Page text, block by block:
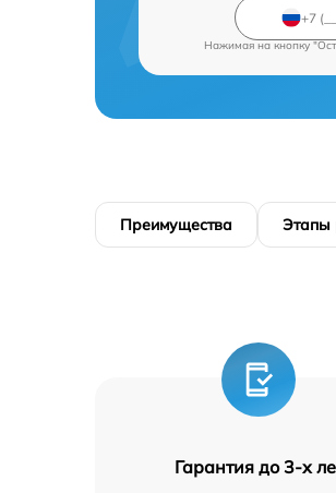
Нажимая на кнопку
Преимущества Этапы
Гарантия до 3-х